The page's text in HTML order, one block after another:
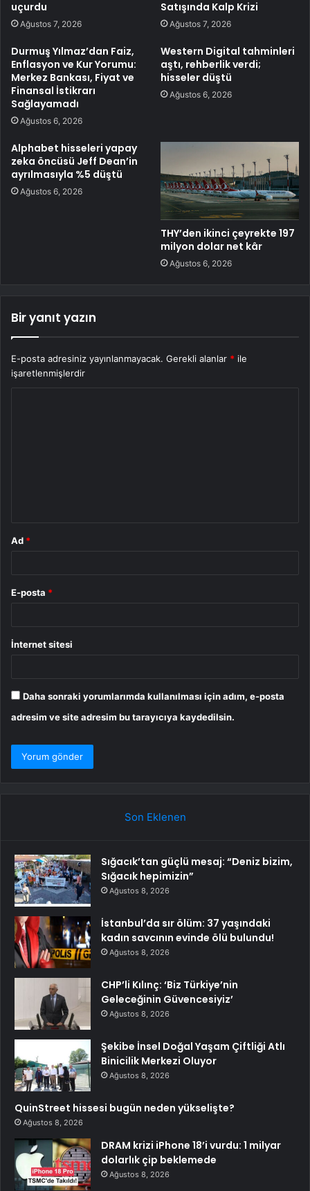
uçurdu
Ağustos 7, 2026
Satışında Kalp Krizi
Ağustos 7, 2026
Durmuş Yılmaz’dan Faiz,
Enflasyon ve Kur Yorumu:
Merkez Bankası, Fiyat ve
Finansal İstikrarı
Sağlayamadı
Ağustos 6, 2026
Western Digital tahminleri
aştı, rehberlik verdi;
hisseler düştü
Ağustos 6, 2026
Alphabet hisseleri yapay
zeka öncüsü Jeff Dean’in
ayrılmasıyla %5 düştü
Ağustos 6, 2026
THY’den ikinci çeyrekte 197
milyon dolar net kâr
Ağustos 6, 2026
Bir yanıt yazın
E-posta adresiniz yayınlanmayacak. Gerekli alanlar * ile
işaretlenmişlerdir
Ad *
E-posta *
İnternet sitesi
Daha sonraki yorumlarımda kullanılması için adım, e-posta
adresim ve site adresim bu tarayıcıya kaydedilsin.
Son Eklenen
Sığacık’tan güçlü mesaj: “Deniz bizim,
Sığacık hepimizin”
Ağustos 8, 2026
İstanbul’da sır ölüm: 37 yaşındaki
kadın savcının evinde ölü bulundu!
Ağustos 8, 2026
CHP’li Kılınç: ‘Biz Türkiye’nin
Geleceğinin Güvencesiyiz’
Ağustos 8, 2026
Şekibe İnsel Doğal Yaşam Çiftliği Atlı
Binicilik Merkezi Oluyor
Ağustos 8, 2026
QuinStreet hissesi bugün neden yükselişte?
Ağustos 8, 2026
DRAM krizi iPhone 18’i vurdu: 1 milyar
dolarlık çip beklemede
Ağustos 8, 2026